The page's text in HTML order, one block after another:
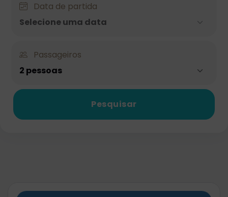
Data de partida
Selecione uma data
Passageiros
2 pessoas
Pesquisar